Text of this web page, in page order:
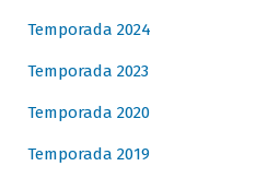
Temporada 2024
Temporada 2023
Temporada 2020
Temporada 2019